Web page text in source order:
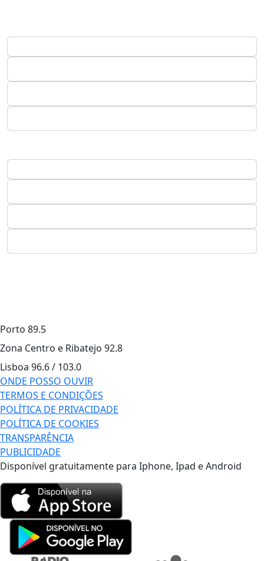
Porto 89.5
Zona Centro e Ribatejo 92.8
Lisboa 96.6 / 103.0
ONDE POSSO OUVIR
TERMOS E CONDIÇÕES
POLÍTICA DE PRIVACIDADE
POLÍTICA DE COOKIES
TRANSPARÊNCIA
PUBLICIDADE
Disponível gratuitamente para Iphone, Ipad e Android